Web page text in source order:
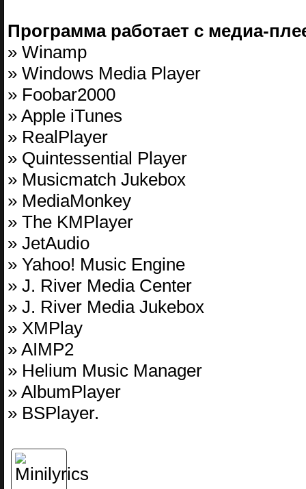
Программа работает с медиа-
» Winamp
» Windows Media Player
» Foobar2000
» Apple iTunes
» RealPlayer
» Quintessential Player
» Musicmatch Jukebox
» MediaMonkey
» The KMPlayer
» JetAudio
» Yahoo! Music Engine
» J. River Media Center
» J. River Media Jukebox
» XMPlay
» AIMP2
» Helium Music Manager
» AlbumPlayer
» BSPlayer.